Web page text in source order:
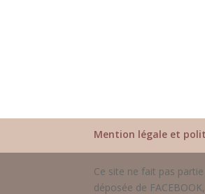
Mention légale et
Ce site ne fait pas
déposée de